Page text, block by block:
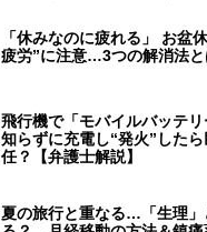
「休みなのに疲れる」 お盆
疲労”に注意…3つの解消法
飛行機で「モバイルバッテ
知らずに充電し“発火”した
任？【弁護士解説】
夏の旅行と重なる…「生理」